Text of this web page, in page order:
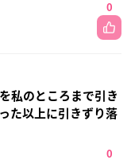
0
私のところまで引き
た以上に引きずり落
0